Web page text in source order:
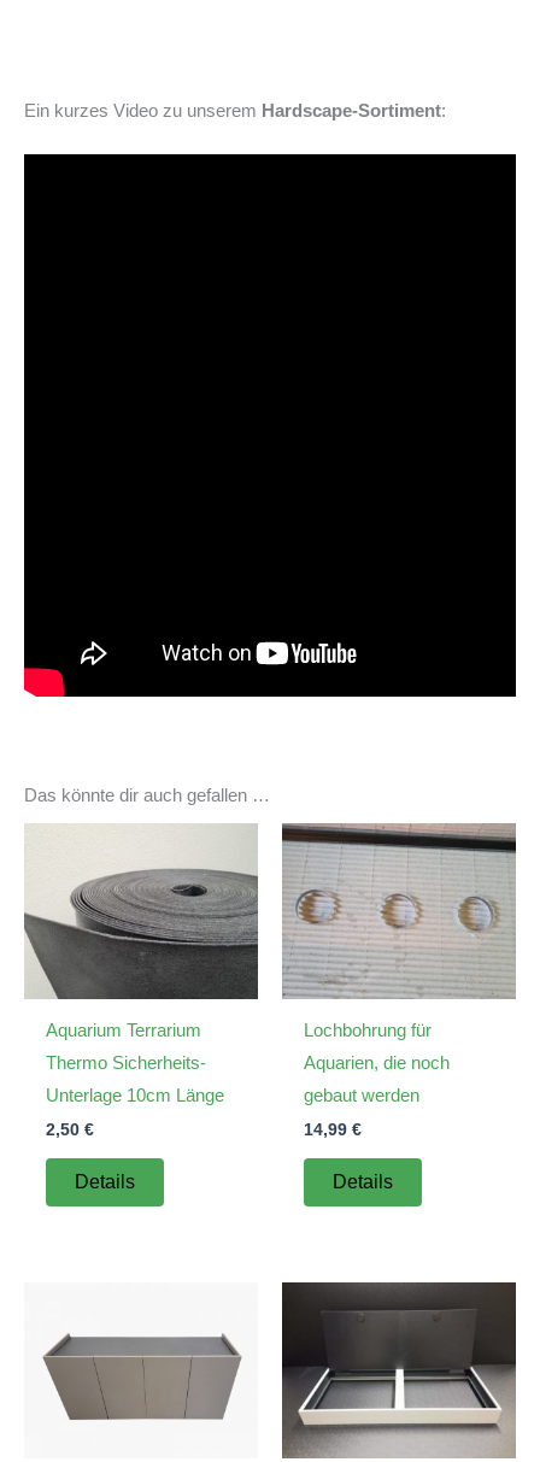
Ein kurzes Video zu unserem Hardscape-Sortiment:
Das könnte dir auch gefallen …
Aquarium Terrarium
Thermo Sicherheits-
Unterlage 10cm Länge
2,50 €
Details
Lochbohrung für
Aquarien, die noch
gebaut werden
14,99 €
Details